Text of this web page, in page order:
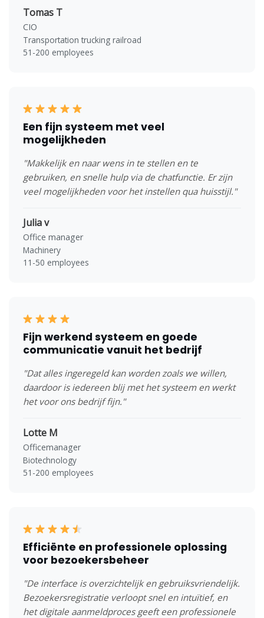
Tomas T
CIO
Transportation trucking railroad
51-200 employees
Een fijn systeem met veel
mogelijkheden
"Makkelijk en naar wens in te stellen en te
gebruiken, en snelle hulp via de chatfunctie. Er zijn
veel mogelijkheden voor het instellen qua huisstijl."
Julia v
Office manager
Machinery
11-50 employees
Fijn werkend systeem en goede
communicatie vanuit het bedrijf
"Dat alles ingeregeld kan worden zoals we willen,
daardoor is iedereen blij met het systeem en werkt
het voor ons bedrijf fijn."
Lotte M
Officemanager
Biotechnology
51-200 employees
Efficiënte en professionele oplossing
voor bezoekersbeheer
"De interface is overzichtelijk en gebruiksvriendelijk.
Bezoekersregistratie verloopt snel en intuïtief, en
het digitale aanmeldproces geeft een professionele